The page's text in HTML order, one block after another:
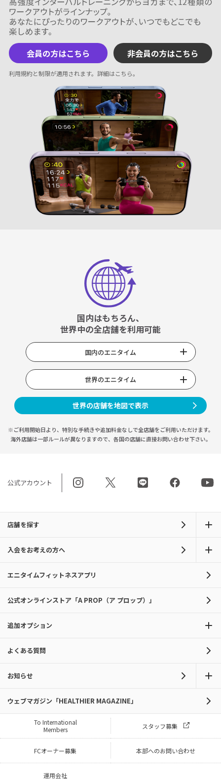
会員の方はこちら 非会員の方はこちら
利用規約と制限が適用されます。 詳細はこちら。
国内はもちろん、
世界中の全店舗を利用可能
国内のエニタイム
世界のエニタイム
世界の店舗を地図で表示
※ご利用開始日より、特別な手続きや追加料金なしで全店舗をご利用いただけます。
海外店舗は一部ルールが異なりますので、 各国の店舗に直接お問い合わせ下さい。
公式アカウント
店舗を探す
入会をお考えの方へ
エニタイムフィットネスアプリ
公式オンラインストア「A PROP（ア プロップ）」
追加オプション
よくある質問
お知らせ
ウェブマガジン「HEALTHIER MAGAZINE」
To International
Members
スタッフ募集
FCオーナー募集 本部へのお問い合わせ
運用会社